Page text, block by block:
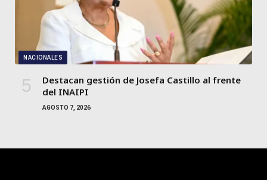
NACIONALES
Destacan gestión de Josefa Castillo al frente
del INAIPI
AGOSTO 7, 2026